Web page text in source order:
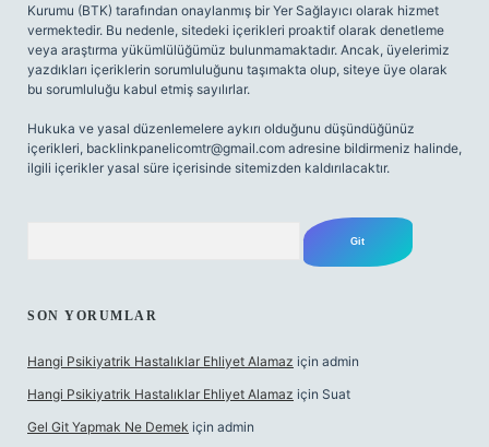
Kurumu (BTK) tarafından onaylanmış bir Yer Sağlayıcı olarak hizmet
vermektedir. Bu nedenle, sitedeki içerikleri proaktif olarak denetleme
veya araştırma yükümlülüğümüz bulunmamaktadır. Ancak, üyelerimiz
yazdıkları içeriklerin sorumluluğunu taşımakta olup, siteye üye olarak
bu sorumluluğu kabul etmiş sayılırlar.
Hukuka ve yasal düzenlemelere aykırı olduğunu düşündüğünüz
içerikleri, backlinkpanelicomtr@gmail.com adresine bildirmeniz halinde,
ilgili içerikler yasal süre içerisinde sitemizden kaldırılacaktır.
SON YORUMLAR
Hangi Psikiyatrik Hastalıklar Ehliyet Alamaz için admin
Hangi Psikiyatrik Hastalıklar Ehliyet Alamaz için Suat
Gel Git Yapmak Ne Demek için admin